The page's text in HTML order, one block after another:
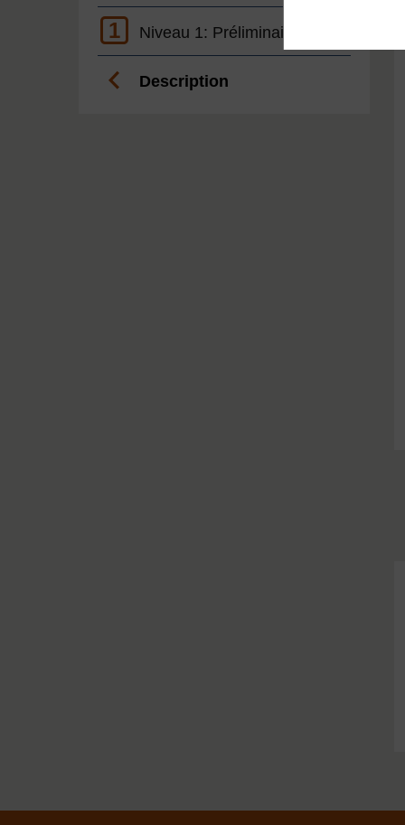
1 Niveau 1: Préliminaire
Description